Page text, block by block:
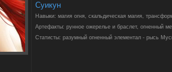
Суикун
Навыки: магия огня, скальдическая магия,
Артефакты: рунное ожерелье и браслет, огненный
Статисты: разумный огненный элементал - рысь